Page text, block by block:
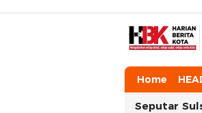
Mengabarkan
Home
Seputar